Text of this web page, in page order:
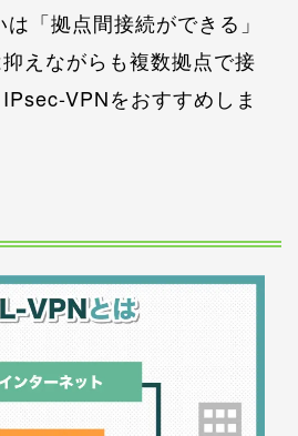
「拠点間接続ができる」
えながらも複数拠点で接
VPNをおすすめしま